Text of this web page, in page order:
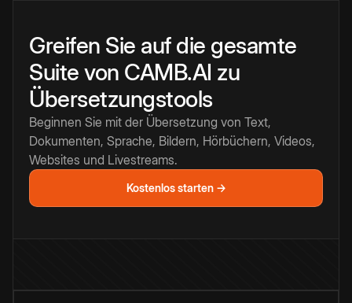
Greifen Sie auf die gesamte
Suite von CAMB.AI zu
Übersetzungstools
Beginnen Sie mit der Übersetzung von Text,
Dokumenten, Sprache, Bildern, Hörbüchern, Videos,
Websites und Livestreams.
Kostenlos starten →